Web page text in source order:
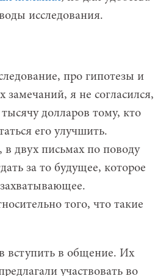
исследования.
про гипотезы и
я не согласился,
долларов тому, кто
его улучшить.
двух письмах по поводу
за то будущее, которое
того, что такие
вступить в общение. Их
участвовать во